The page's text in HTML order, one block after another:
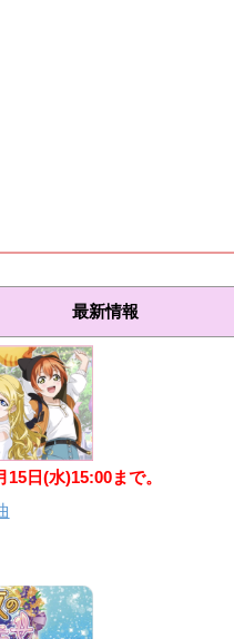
最新情報
日(水)15:00まで。